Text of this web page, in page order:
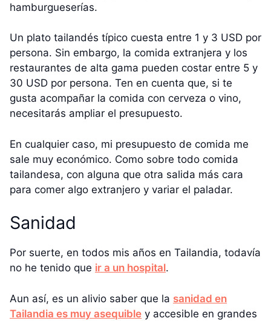
hamburgueserías.
Un plato tailandés típico cuesta entre 1 y 3 USD por
persona. Sin embargo, la comida extranjera y los
restaurantes de alta gama pueden costar entre 5 y
30 USD por persona. Ten en cuenta que, si te
gusta acompañar la comida con cerveza o vino,
necesitarás ampliar el presupuesto.
En cualquier caso, mi presupuesto de comida me
sale muy económico. Como sobre todo comida
tailandesa, con alguna que otra salida más cara
para comer algo extranjero y variar el paladar.
Sanidad
Por suerte, en todos mis años en Tailandia, todavía
no he tenido que ir a un hospital.
Aun así, es un alivio saber que la sanidad en
Tailandia es muy asequible y accesible en grandes